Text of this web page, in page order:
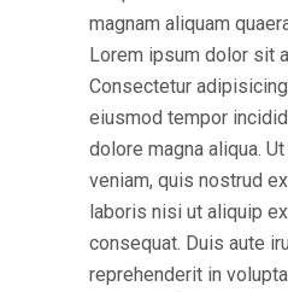
magnam aliquam
Lorem ipsum dolor sit
Consectetur
eiusmod tempor
dolore magna aliqua.
veniam, quis nostrud
laboris nisi ut aliquip
consequat. Duis aute
reprehenderit in